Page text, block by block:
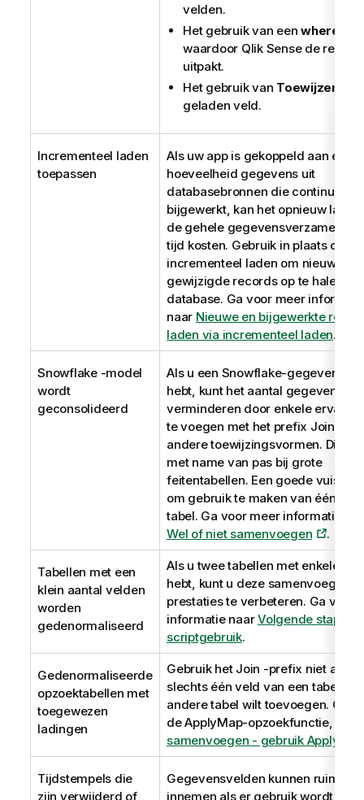
velden.
Het gebruik van een where
waardoor Qlik Sensede
uitpakt.
Het gebruik van Toewijzen
geladen veld.
Incrementeel laden
toepassen
Als uw app is gekoppeld aan een
hoeveelheid gegevens uit
databasebronnen die continu
bijgewerkt, kan het opnieuw
de gehele gegevensverzameling
tijd kosten. Gebruik in plaats
incrementeel laden om nieuwe of
gewijzigde records op te halen uit
database. Ga voor meer
naar Nieuwe en bijgewerkte
laden via incrementeel laden.
Snowflake -model
wordt
geconsolideerd
Als u een Snowflake-
hebt, kunt het aantal
verminderen door enkele ervan
te voegen met het prefix Join
andere toewijzingsvormen. Dit
met name van pas bij grote
feitentabellen. Een goede
om gebruik te maken van één
tabel. Ga voor meer informatie
Wel of niet samenvoegen
.
Tabellen met een
klein aantal velden
worden
gedenormaliseerd
Als u twee tabellen met enkele
hebt, kunt u deze samenvoegen
prestaties te verbeteren. Ga voor
informatie naarVolgende stappen
scriptgebruik.
Gedenormaliseerde
opzoektabellen met
toegewezen
ladingen
Gebruik het Join -prefix niet als u
slechts één veld van een tabel
andere tabel wilt toevoegen.
deApplyMap-opzoekfunctie, zie
samenvoegen - gebruik ApplyMap
Tijdstempels die
zijn verwijderd of
Gegevensvelden kunnen ruimte
innemen als er gebruik wordt